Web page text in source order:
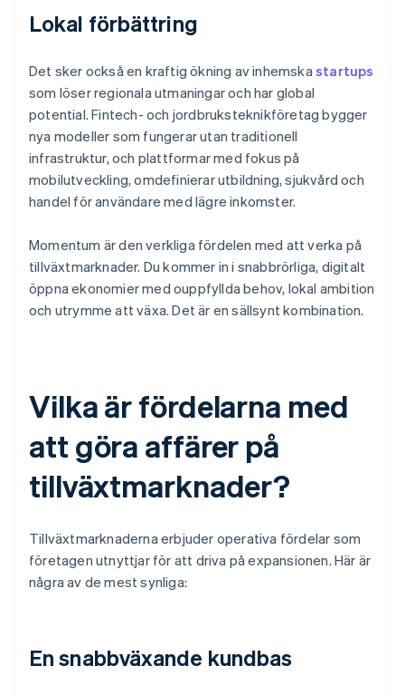
Lokal förbättring
Det sker också en kraftig ökning av inhemskastartups
som löser regionala utmaningar och har global
potential. Fintech- och jordbruksteknikföretag bygger
nya modeller som fungerar utan traditionell
infrastruktur, och plattformar med fokus på
mobilutveckling, omdefinierar utbildning, sjukvård och
handel för användare med lägre inkomster.
Momentum är den verkliga fördelen med att verka på
tillväxtmarknader. Du kommer in i snabbrörliga, digitalt
öppna ekonomier med ouppfyllda behov, lokal ambition
och utrymme att växa. Det är en sällsynt kombination.
Vilka är fördelarna med
att göra affärer på
tillväxtmarknader?
Tillväxtmarknaderna erbjuder operativa fördelar som
företagen utnyttjar för att driva på expansionen. Här är
några av de mest synliga:
En snabbväxande kundbas